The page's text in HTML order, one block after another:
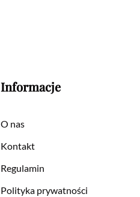
Informacje
O nas
Kontakt
Regulamin
Polityka prywatności